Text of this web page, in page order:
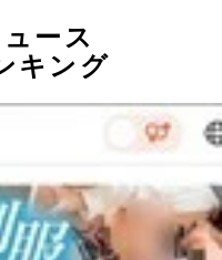
ース
キング